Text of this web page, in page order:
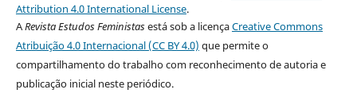
Attribution 4.0 International License.
ARevista Estudos Feministasestá sob a licençaCreative Commons
Atribuição 4.0 Internacional (CC BY 4.0) que permite o
compartilhamento do trabalho com reconhecimento de autoria e
publicação inicial neste periódico.